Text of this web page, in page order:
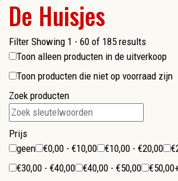
De Huisjes
Filter Showing 1 - 60 of 185 results
Toon alleen producten in de uitverkoop
Toon producten die niet op voorraad zijn
Zoek producten
Prijs
geen
€0,00 - €10,00 €10,00 - €20,00
€30,00 - €40,00
€40,00 - €50,00